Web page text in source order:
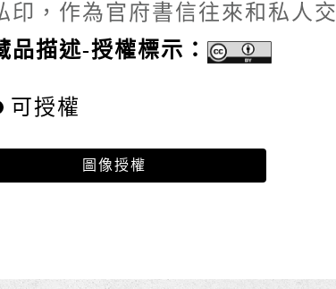
印，作為官府書信往來和私人
品描述-授權標示：
可授權
圖像授權